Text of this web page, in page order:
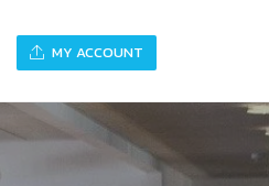
MY ACCOUNT